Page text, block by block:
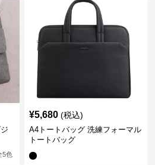
5色
¥5,680 (税込)
A4トートバッグ 洗練フォーマル
トートバッグ